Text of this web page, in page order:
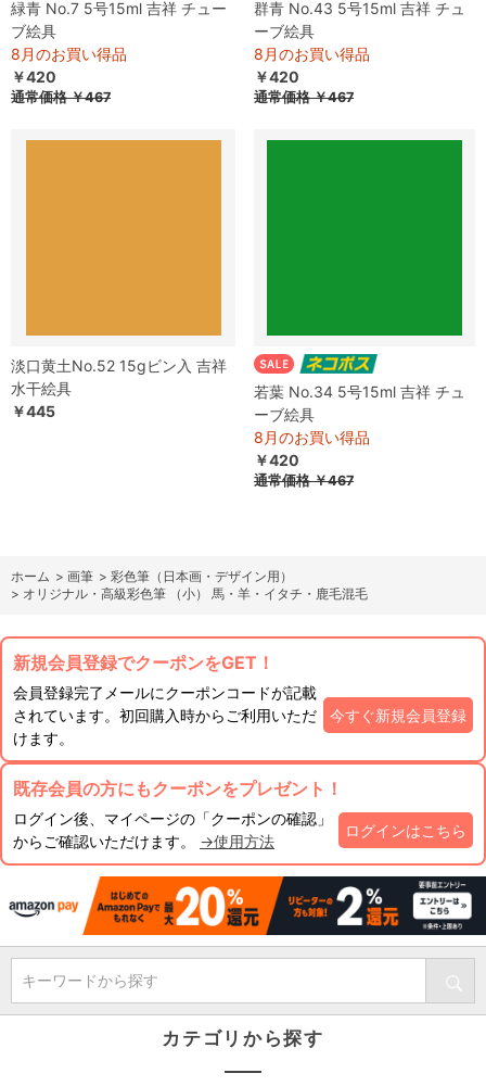
緑青 No.7 5号15ml 吉祥 チュー
ブ絵具
8月のお買い得品
￥420
通常価格￥467
群青 No.43 5号15ml 吉祥 チュ
ーブ絵具
8月のお買い得品
￥420
通常価格￥467
淡口黄土No.52 15gビン入 吉祥
水干絵具
￥445
若葉 No.34 5号15ml 吉祥 チュ
ーブ絵具
8月のお買い得品
￥420
通常価格￥467
ホーム > 画筆 > 彩色筆（日本画・デザイン用）
> オリジナル・高級彩色筆 （小） 馬・羊・イタチ・鹿毛混毛
新規会員登録でクーポンをGET！
会員登録完了メールにクーポンコードが記載
されています。初回購入時からご利用いただ
けます。
今すぐ新規会員登録
既存会員の方にもクーポンをプレゼント！
ログイン後、マイページの「クーポンの確認」
からご確認いただけます。 →使用方法
ログインはこちら
キーワードから探す
カテゴリから探す